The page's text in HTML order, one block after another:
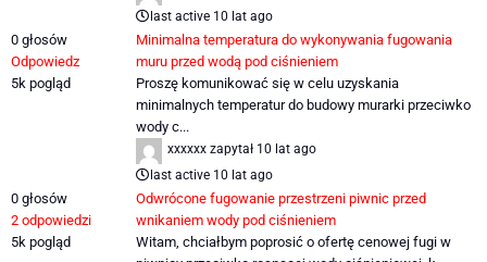
last active 10 lat ago
0 głosów
Odpowiedz
5k pogląd
Minimalna temperatura do wykonywania fugowania
muru przed wodą pod ciśnieniem
Proszę komunikować się w celu uzyskania
minimalnych temperatur do budowy murarki przeciwko
wody c...
xxxxxxzapytał 10 lat ago
last active 10 lat ago
0 głosów
2 odpowiedzi
5k pogląd
Odwrócone fugowanie przestrzeni piwnic przed
wnikaniem wody pod ciśnieniem
Witam, chciałbym poprosić o ofertę cenowej fugi w